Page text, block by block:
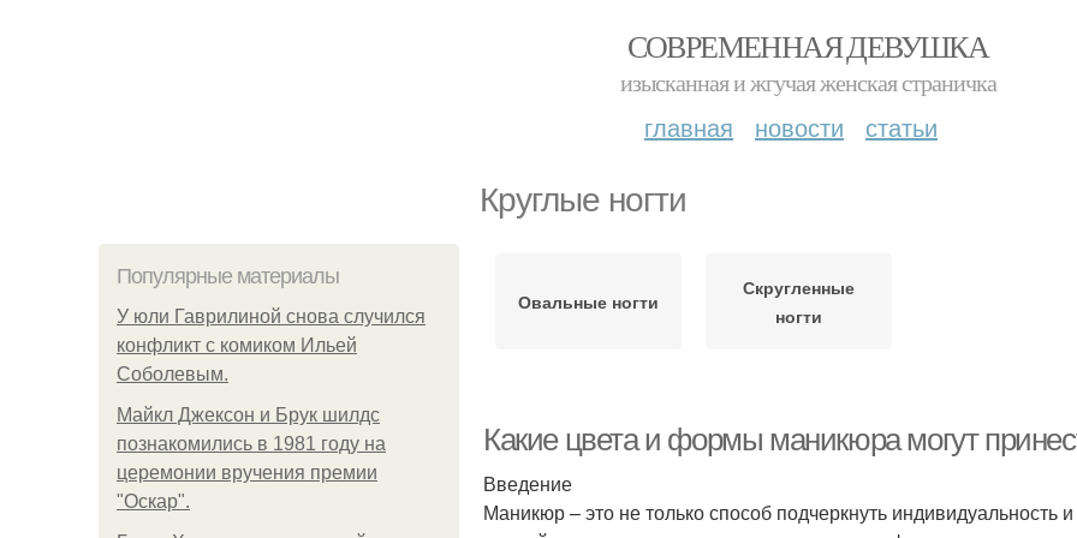
СОВРЕМЕННАЯ ДЕВУШКА
изысканная и жгучая женская страничка
главная новости статьи
Круглые ногти
Популярные материалы
У юли Гаврилиной снова случился
конфликт с комиком Ильей
Соболевым.
Майкл Джексон и Брук шилдс
познакомились в 1981 году на
церемонии вручения премии
"Оскар".
Овальные ногти
Скругленные
ногти
Какие цвета и формы маникюра могут
Введение
Маникюр – это не только способ подчеркнуть индивидуальность